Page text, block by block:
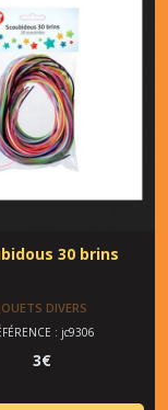
30 brins
JOUETS DIVERS
: jc9306
3€